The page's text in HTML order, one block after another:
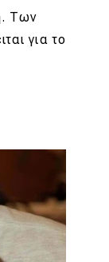
Των
για το